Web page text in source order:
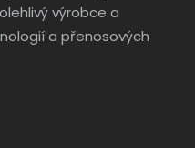
výrobce a
a přenosových